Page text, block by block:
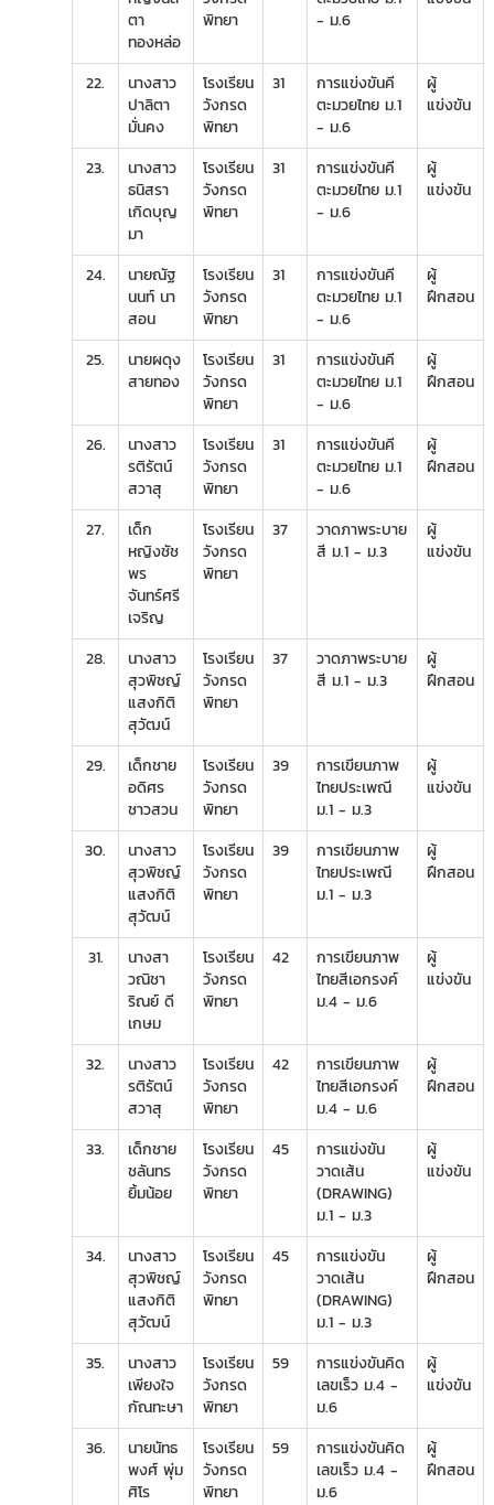
ตา
ทองหล่อ
พิทยา
- ม.6
22.
นางสาว
ปาลิตา
มั่นคง
โรงเรียน
วังกรด
พิทยา
31
การแข่งขันคี
ตะมวยไทย ม.1
- ม.6
ผู้
แข่งขัน
23.
นางสาว
ธนิสรา
เกิดบุญ
มา
โรงเรียน
วังกรด
พิทยา
31
การแข่งขันคี
ตะมวยไทย ม.1
- ม.6
ผู้
แข่งขัน
24.
นายณัฐ
นนท์ นา
สอน
โรงเรียน
วังกรด
พิทยา
31
การแข่งขันคี
ตะมวยไทย ม.1
- ม.6
ผู้
ฝึกสอน
25.
นายผดุง
สายทอง
โรงเรียน
วังกรด
พิทยา
31
การแข่งขันคี
ตะมวยไทย ม.1
- ม.6
ผู้
ฝึกสอน
26.
นางสาว
รติรัตน์
สวาสุ
โรงเรียน
วังกรด
พิทยา
31
การแข่งขันคี
ตะมวยไทย ม.1
- ม.6
ผู้
ฝึกสอน
27.
เด็ก
หญิงชัช
พร
จันทร์ศรี
เจริญ
โรงเรียน
วังกรด
พิทยา
37
วาดภาพระบาย
สี ม.1 - ม.3
ผู้
แข่งขัน
28.
นางสาว
สุวพิชญ์
แสงกิติ
สุวัฒน์
โรงเรียน
วังกรด
พิทยา
37
วาดภาพระบาย
สี ม.1 - ม.3
ผู้
ฝึกสอน
29.
เด็กชาย
อดิศร
ชาวสวน
โรงเรียน
วังกรด
พิทยา
39
การเขียนภาพ
ไทยประเพณี
ม.1 - ม.3
ผู้
แข่งขัน
30.
นางสาว
สุวพิชญ์
แสงกิติ
สุวัฒน์
โรงเรียน
วังกรด
พิทยา
39
การเขียนภาพ
ไทยประเพณี
ม.1 - ม.3
ผู้
ฝึกสอน
31.
นางสา
วณิชา
ริณย์ ดี
เกษม
โรงเรียน
วังกรด
พิทยา
42
การเขียนภาพ
ไทยสีเอกรงค์
ม.4 - ม.6
ผู้
แข่งขัน
32.
นางสาว
รติรัตน์
สวาสุ
โรงเรียน
วังกรด
พิทยา
42
การเขียนภาพ
ไทยสีเอกรงค์
ม.4 - ม.6
ผู้
ฝึกสอน
33.
เด็กชาย
ชลันทร
ยิ้มน้อย
โรงเรียน
วังกรด
พิทยา
45
การแข่งขัน
วาดเส้น
(DRAWING)
ม.1 - ม.3
ผู้
แข่งขัน
34.
นางสาว
สุวพิชญ์
แสงกิติ
สุวัฒน์
โรงเรียน
วังกรด
พิทยา
45
การแข่งขัน
วาดเส้น
(DRAWING)
ม.1 - ม.3
ผู้
ฝึกสอน
35.
นางสาว
เพียงใจ
กัณทะษา
โรงเรียน
วังกรด
พิทยา
59
การแข่งขันคิด
เลขเร็ว ม.4 -
ม.6
ผู้
แข่งขัน
36.
นายนัทธ
พงศ์ พุ่ม
ศิโร
โรงเรียน
วังกรด
พิทยา
59
การแข่งขันคิด
เลขเร็ว ม.4 -
ม.6
ผู้
ฝึกสอน